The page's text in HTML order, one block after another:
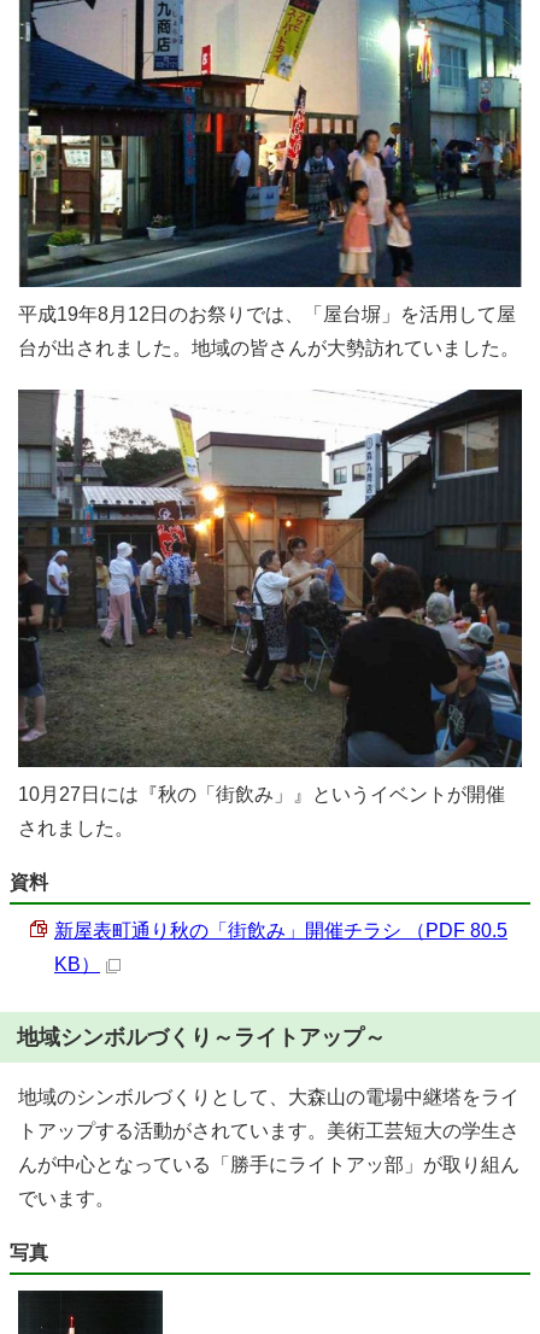
平成19年8月12日のお祭りでは、「屋台塀」を活用して屋
台が出されました。地域の皆さんが大勢訪れていました。
10月27日には『秋の「街飲み」』というイベントが開催
されました。
資料
新屋表町通り秋の「街飲み」開催チラシ （PDF 80.5
KB）
地域シンボルづくり～ライトアップ～
地域のシンボルづくりとして、大森山の電場中継塔をライ
トアップする活動がされています。美術工芸短大の学生さ
んが中心となっている「勝手にライトアッ部」が取り組ん
でいます。
写真